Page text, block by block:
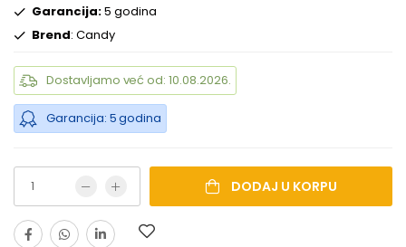
Garancija:5 godina
Brend: Candy
Dostavljamo već od: 10.08.2026.
Garancija: 5 godina
DODAJ U KORPU